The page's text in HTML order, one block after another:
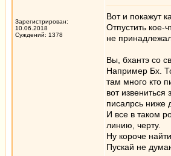
Зарегистрирован:
10.06.2018
Суждений: 1378
Вот и покажут
Отпустить кое-
не
Вы, бхантэ со
Например Бх.
там много кто
вот
писалрсь ниже
И все в таком
линию, черту.
Ну короче
Пускай не